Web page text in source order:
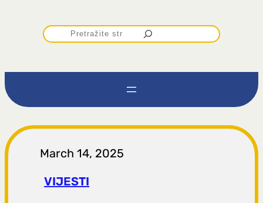
P
r
t
r
a
March 14, 2025
VIJESTI